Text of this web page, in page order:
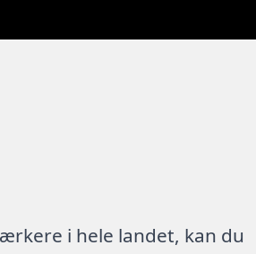
i hele landet, kan du